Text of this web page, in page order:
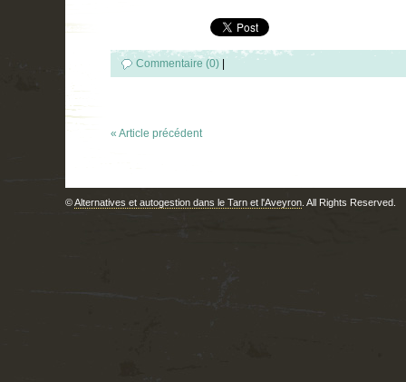
Commentaire (0)
« Article précédent
©Alternatives et autogestion dans le Tarn et l'Aveyron . All Rights Reserved.